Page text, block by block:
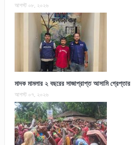
আগস্ট ০৮, ২০২৬
মাদক মামলার ২ বছরের সাজাপ্রাপ্ত আসামি গ্রেপ্তার
আগস্ট ০৭, ২০২৬